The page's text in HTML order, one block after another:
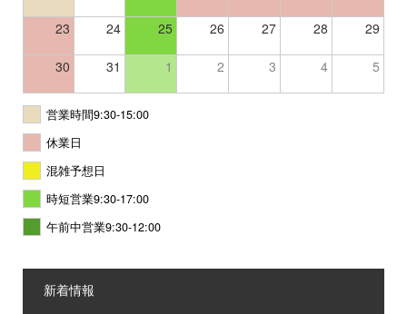
23 24 25 26 27 28 29
30 31 1 2 3 4 5
営業時間9:30-15:00
休業日
混雑予想日
時短営業9:30-17:00
午前中営業9:30-12:00
新着情報